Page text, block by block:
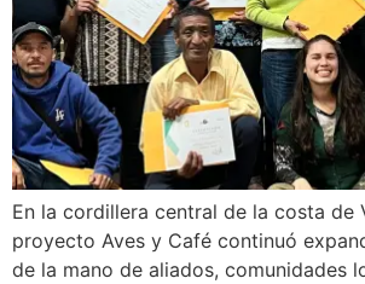
En la cordillera central de la costa de
proyecto Aves y Café continuó
de la mano de aliados, comunidades